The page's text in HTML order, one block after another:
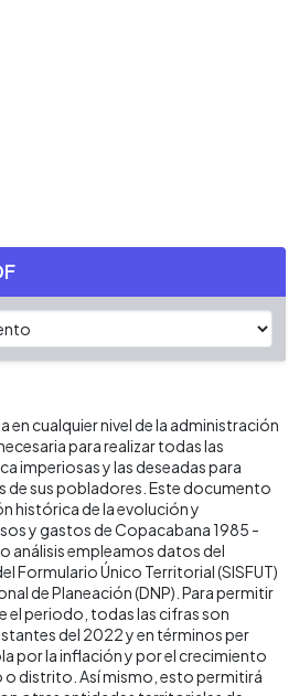
en cualquier nivel de la administración
para realizar todas las
imperiosas y las deseadas para
de sus pobladores. Este documento
histórica de la evolución y
y gastos de Copacabana 1985 -
análisis empleamos datos del
Formulario Único Territorial (SISFUT)
de Planeación (DNP). Para permitir
el periodo, todas las cifras son
del 2022 y en términos per
por la inflación y por el crecimiento
distrito. Así mismo, esto permitirá